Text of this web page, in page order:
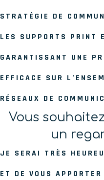
STRATÉGIE DE
LES SUPPORTS PRINT
GARANTISSANT UNE
EFFICACE SUR
RÉSEAUX DE
Vous
un
JE SERAI TRÈS
ET DE VOUS